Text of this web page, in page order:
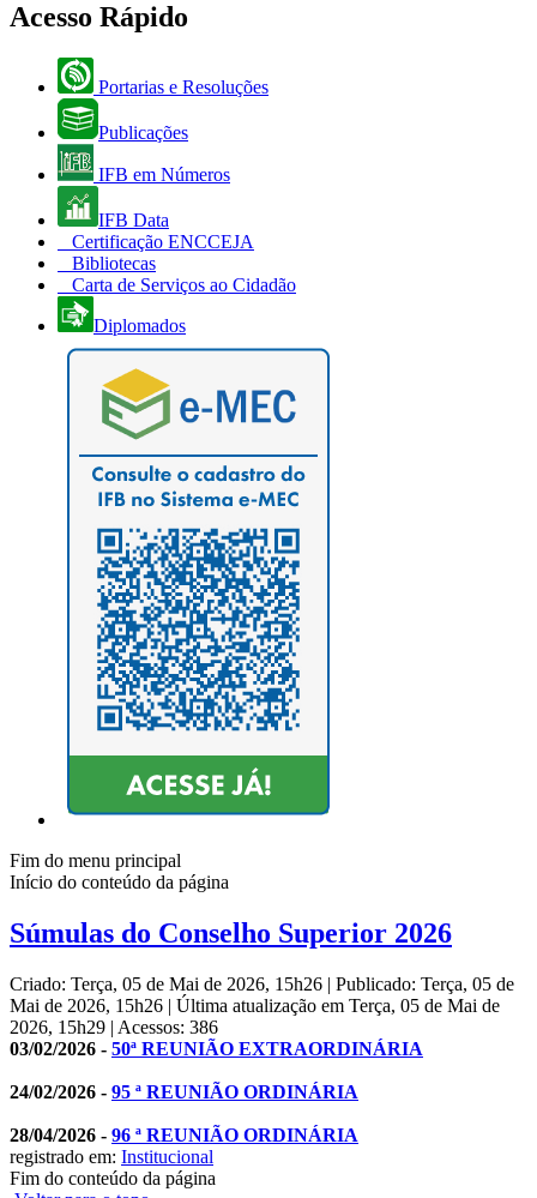
Acesso Rápido
Portarias e Resoluções
Publicações
IFB em Números
IFB Data
Certificação ENCCEJA
Bibliotecas
Carta de Serviços ao Cidadão
Diplomados
Fim do menu principal
Início do conteúdo da página
Súmulas do Conselho Superior 2026
Criado: Terça, 05 de Mai de 2026, 15h26 | Publicado: Terça, 05 de
Mai de 2026, 15h26 | Última atualização em Terça, 05 de Mai de
2026, 15h29 | Acessos: 386
03/02/2026 - 50ª REUNIÃO EXTRAORDINÁRIA
24/02/2026 - 95 ª REUNIÃO ORDINÁRIA
28/04/2026 - 96 ª REUNIÃO ORDINÁRIA
registrado em: Institucional
Fim do conteúdo da página